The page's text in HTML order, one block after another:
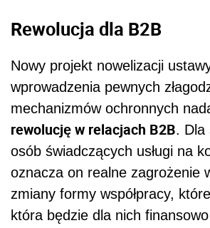
Rewolucja dla B2B
Nowy projekt nowelizacji
wprowadzenia pewnych
mechanizmów ochronnych
rewolucję w relacjach B2B. Dla
osób świadczących usługi na
oznacza on realne zagrożenie
zmiany formy współpracy,
która będzie dla nich